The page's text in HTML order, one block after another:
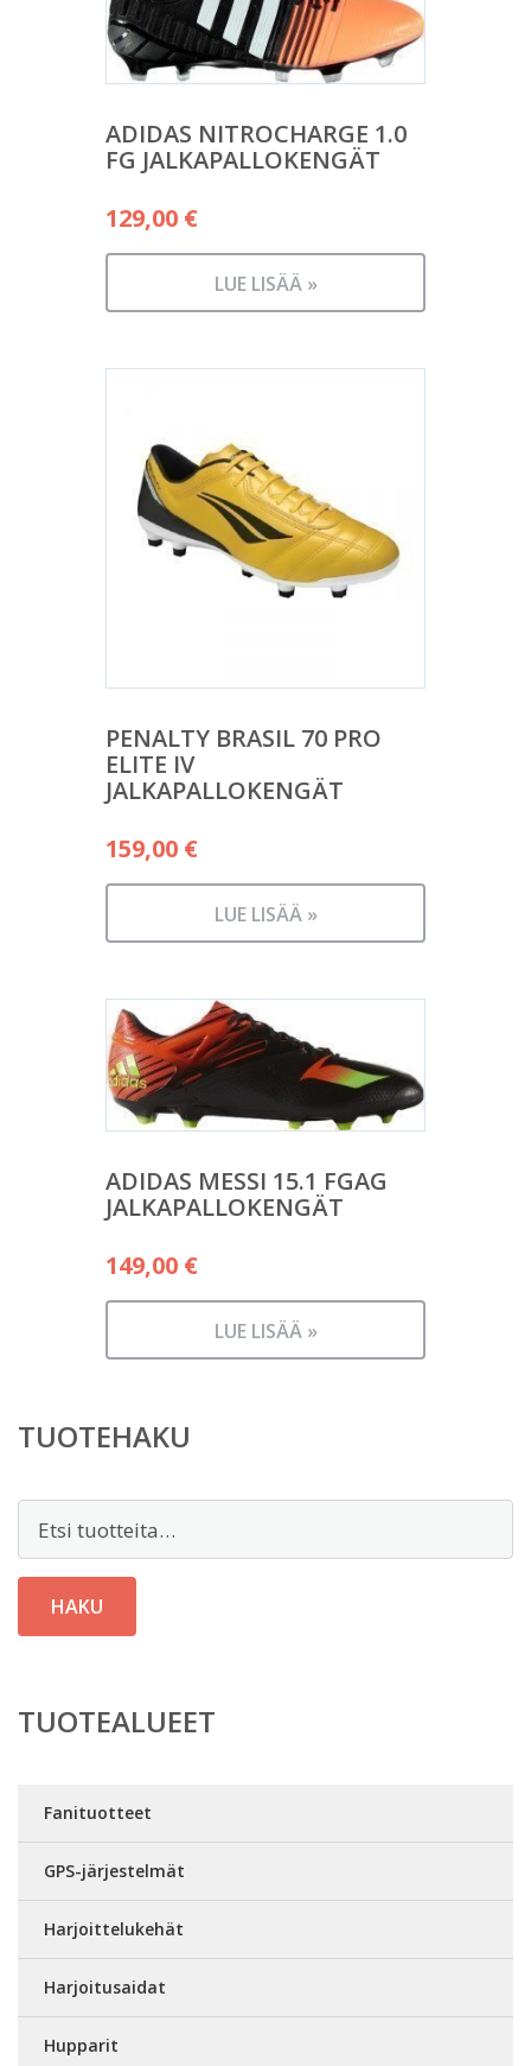
ADIDAS NITROCHARGE 1.0
FG JALKAPALLOKENGÄT
129,00 €
LUE LISÄÄ »
PENALTY BRASIL 70 PRO
ELITE IV
JALKAPALLOKENGÄT
159,00 €
LUE LISÄÄ »
ADIDAS MESSI 15.1 FGAG
JALKAPALLOKENGÄT
149,00 €
LUE LISÄÄ »
TUOTEHAKU
HAKU
TUOTEALUEET
Fanituotteet
GPS-järjestelmät
Harjoittelukehät
Harjoitusaidat
Hupparit